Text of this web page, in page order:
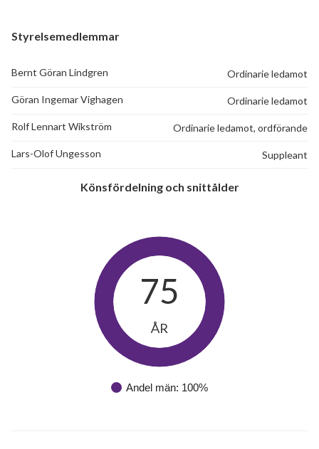
Styrelsemedlemmar
Bernt Göran Lindgren Ordinarie ledamot
Göran Ingemar Vighagen Ordinarie ledamot
Rolf Lennart Wikström Ordinarie ledamot, ordförande
Lars-Olof Ungesson Suppleant
Könsfördelning och snittålder
Andel män: 100%
75
ÅR